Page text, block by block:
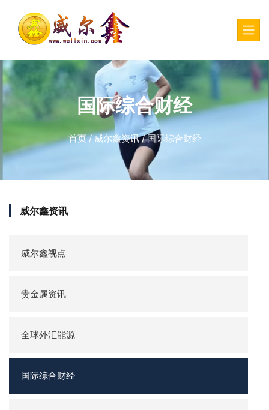
国际综合财经
首页/威尔鑫资讯/国际综合财经
威尔鑫资讯
威尔鑫视点
贵金属资讯
全球外汇能源
国际综合财经